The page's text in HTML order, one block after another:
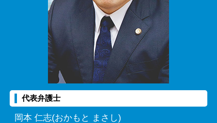
代表弁護士
岡本 仁志(おかもと まさし)